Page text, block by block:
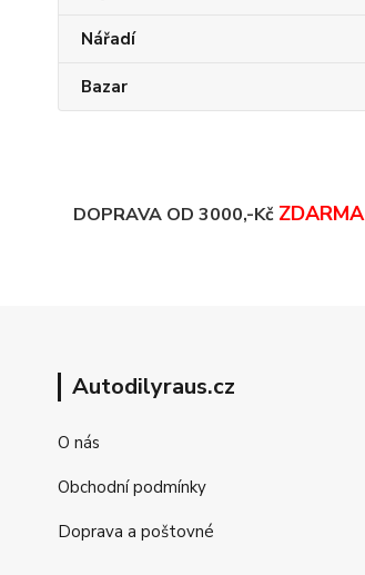
Nářadí
Bazar
DOPRAVA OD 3000,-Kč ZDARMA
Autodilyraus.cz
O nás
Obchodní podmínky
Doprava a poštovné